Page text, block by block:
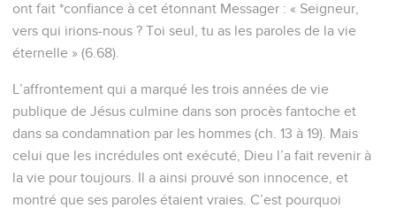
ont fait *confiance à cet étonnant Messager : « Seigneur,
vers qui irions-nous ? Toi seul, tu as les paroles de la vie
éternelle » (6.68).
L’affrontement qui a marqué les trois années de vie
publique de Jésus culmine dans son procès fantoche et
dans sa condamnation par les hommes (ch. 13 à 19). Mais
celui que les incrédules ont exécuté, Dieu l’a fait revenir à
la vie pour toujours. Il a ainsi prouvé son innocence, et
montré que ses paroles étaient vraies. C’est pourquoi